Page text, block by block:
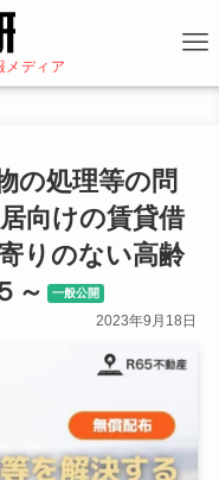
メディア
の処理等の問
向けの賃貸借
りのない高齢
～
一般公開
2023年9月18日